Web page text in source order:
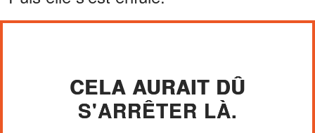
CELA AURAIT DÛ
S'ARRÊTER LÀ.